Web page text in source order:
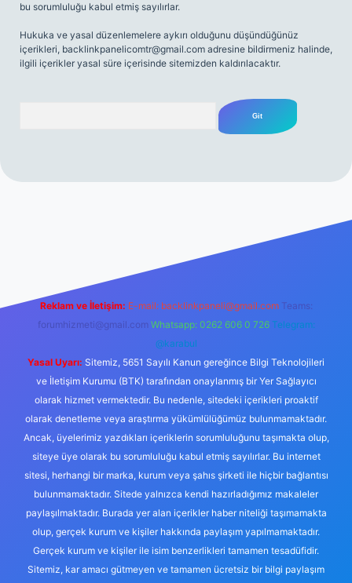
bu sorumluluğu kabul etmiş sayılırlar.
Hukuka ve yasal düzenlemelere aykırı olduğunu düşündüğünüz
içerikleri, backlinkpanelicomtr@gmail.com adresine bildirmeniz halinde,
ilgili içerikler yasal süre içerisinde sitemizden kaldırılacaktır.
Reklam ve İletişim: E-mail: backlinkpaneli@gmail.com Teams:
forumhizmeti@gmail.com Whatsapp: 0262 606 0 726 Telegram:
@karabul
Yasal Uyarı: Sitemiz, 5651 Sayılı Kanun gereğince Bilgi Teknolojileri
ve İletişim Kurumu (BTK) tarafından onaylanmış bir Yer Sağlayıcı
olarak hizmet vermektedir. Bu nedenle, sitedeki içerikleri proaktif
olarak denetleme veya araştırma yükümlülüğümüz bulunmamaktadır.
Ancak, üyelerimiz yazdıkları içeriklerin sorumluluğunu taşımakta olup,
siteye üye olarak bu sorumluluğu kabul etmiş sayılırlar. Bu internet
sitesi, herhangi bir marka, kurum veya şahıs şirketi ile hiçbir bağlantısı
bulunmamaktadır. Sitede yalnızca kendi hazırladığımız makaleler
paylaşılmaktadır. Burada yer alan içerikler haber niteliği taşımamakta
olup, gerçek kurum ve kişiler hakkında paylaşım yapılmamaktadır.
Gerçek kurum ve kişiler ile isim benzerlikleri tamamen tesadüfidir.
Sitemiz, kar amacı gütmeyen ve tamamen ücretsiz bir bilgi paylaşım